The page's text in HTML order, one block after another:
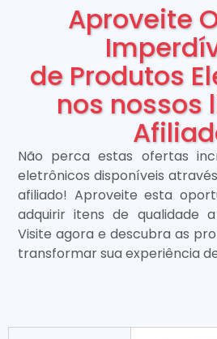
Aproveite
de Produtos
nos nossos
Não perca estas ofertas
eletrônicos disponíveis
afiliado! Aproveite esta
adquirir itens de qualidade
Visite agora e descubra as
transformar sua experiência